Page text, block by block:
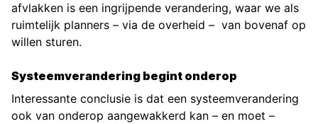
afvlakken is een ingrijpende verandering, waar we als
ruimtelijk planners – via de overheid – van bovenaf op
willen sturen.
Systeemverandering begint onderop
Interessante conclusie is dat een systeemverandering
ook van onderop aangewakkerd kan – en moet –